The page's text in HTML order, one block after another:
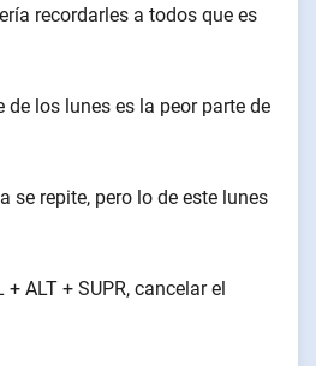
recordarles a todos que es
de los lunes es la peor parte de
se repite, pero lo de este lunes
ALT + SUPR, cancelar el